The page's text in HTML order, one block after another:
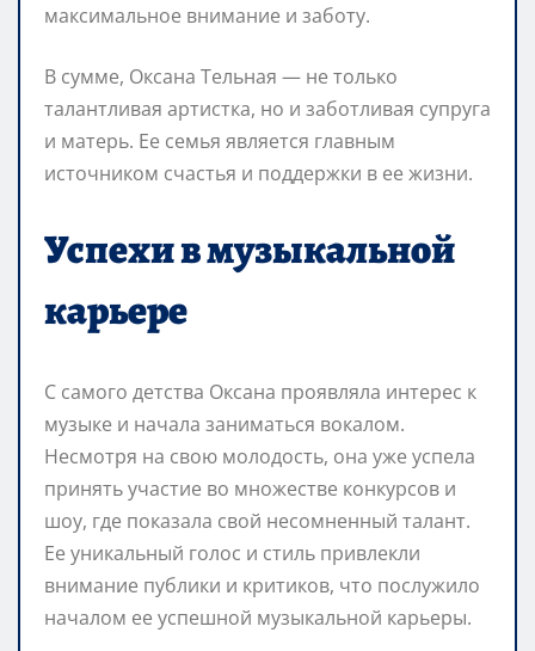
максимальное внимание и заботу.
В сумме, Оксана Тельная — не только
талантливая артистка, но и заботливая супруга
и матерь. Ее семья является главным
источником счастья и поддержки в ее жизни.
Успехи в музыкальной
карьере
С самого детства Оксана проявляла интерес к
музыке и начала заниматься вокалом.
Несмотря на свою молодость, она уже успела
принять участие во множестве конкурсов и
шоу, где показала свой несомненный талант.
Ее уникальный голос и стиль привлекли
внимание публики и критиков, что послужило
началом ее успешной музыкальной карьеры.